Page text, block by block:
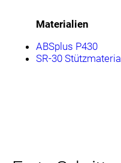
Materialien
ABSplus P430
SR-30 Stützmaterial